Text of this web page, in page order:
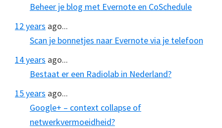
Beheer je blog met Evernote en CoSchedule
12 years ago...
Scan je bonnetjes naar Evernote via je telefoon
14 years ago...
Bestaat er een Radiolab in Nederland?
15 years ago...
Google+ – context collapse of
netwerkvermoeidheid?